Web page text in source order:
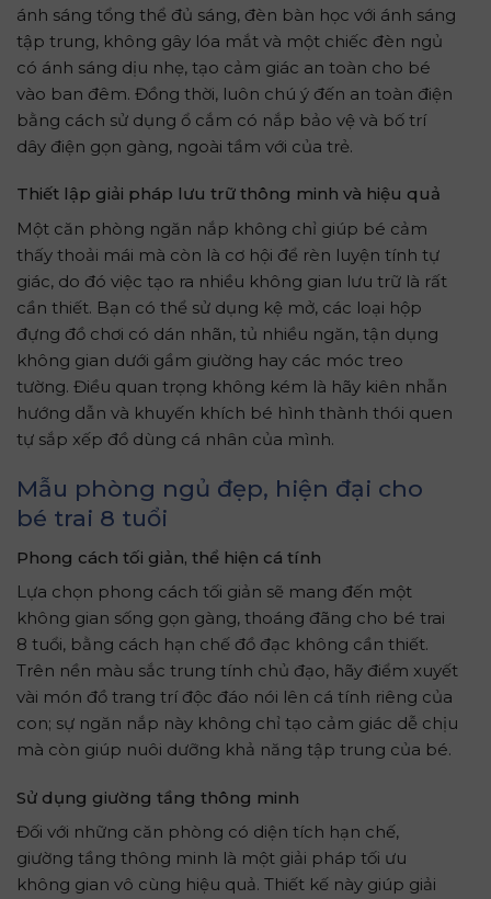
ánh sáng tổng thể đủ sáng, đèn bàn học với ánh sáng
tập trung, không gây lóa mắt và một chiếc đèn ngủ
có ánh sáng dịu nhẹ, tạo cảm giác an toàn cho bé
vào ban đêm. Đồng thời, luôn chú ý đến an toàn điện
bằng cách sử dụng ổ cắm có nắp bảo vệ và bố trí
dây điện gọn gàng, ngoài tầm với của trẻ.
Thiết lập giải pháp lưu trữ thông minh và hiệu quả
Một căn phòng ngăn nắp không chỉ giúp bé cảm
thấy thoải mái mà còn là cơ hội để rèn luyện tính tự
giác, do đó việc tạo ra nhiều không gian lưu trữ là rất
cần thiết. Bạn có thể sử dụng kệ mở, các loại hộp
đựng đồ chơi có dán nhãn, tủ nhiều ngăn, tận dụng
không gian dưới gầm giường hay các móc treo
tường. Điều quan trọng không kém là hãy kiên nhẫn
hướng dẫn và khuyến khích bé hình thành thói quen
tự sắp xếp đồ dùng cá nhân của mình.
Mẫu phòng ngủ đẹp, hiện đại cho
bé trai 8 tuổi
Phong cách tối giản, thể hiện cá tính
Lựa chọn phong cách tối giản sẽ mang đến một
không gian sống gọn gàng, thoáng đãng cho bé trai
8 tuổi, bằng cách hạn chế đồ đạc không cần thiết.
Trên nền màu sắc trung tính chủ đạo, hãy điểm xuyết
vài món đồ trang trí độc đáo nói lên cá tính riêng của
con; sự ngăn nắp này không chỉ tạo cảm giác dễ chịu
mà còn giúp nuôi dưỡng khả năng tập trung của bé.
Sử dụng giường tầng thông minh
Đối với những căn phòng có diện tích hạn chế,
giường tầng thông minh là một giải pháp tối ưu
không gian vô cùng hiệu quả. Thiết kế này giúp giải